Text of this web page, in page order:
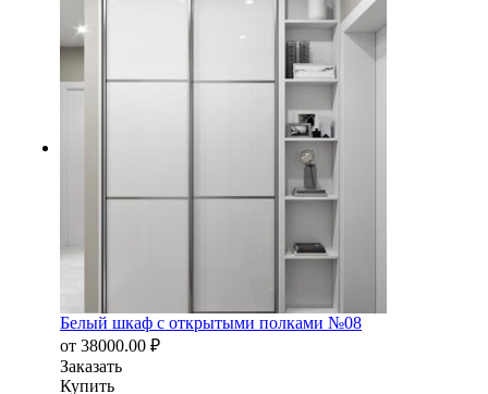
Белый шкаф с открытыми полками №08
от 38000.00 ₽
Заказать
Купить